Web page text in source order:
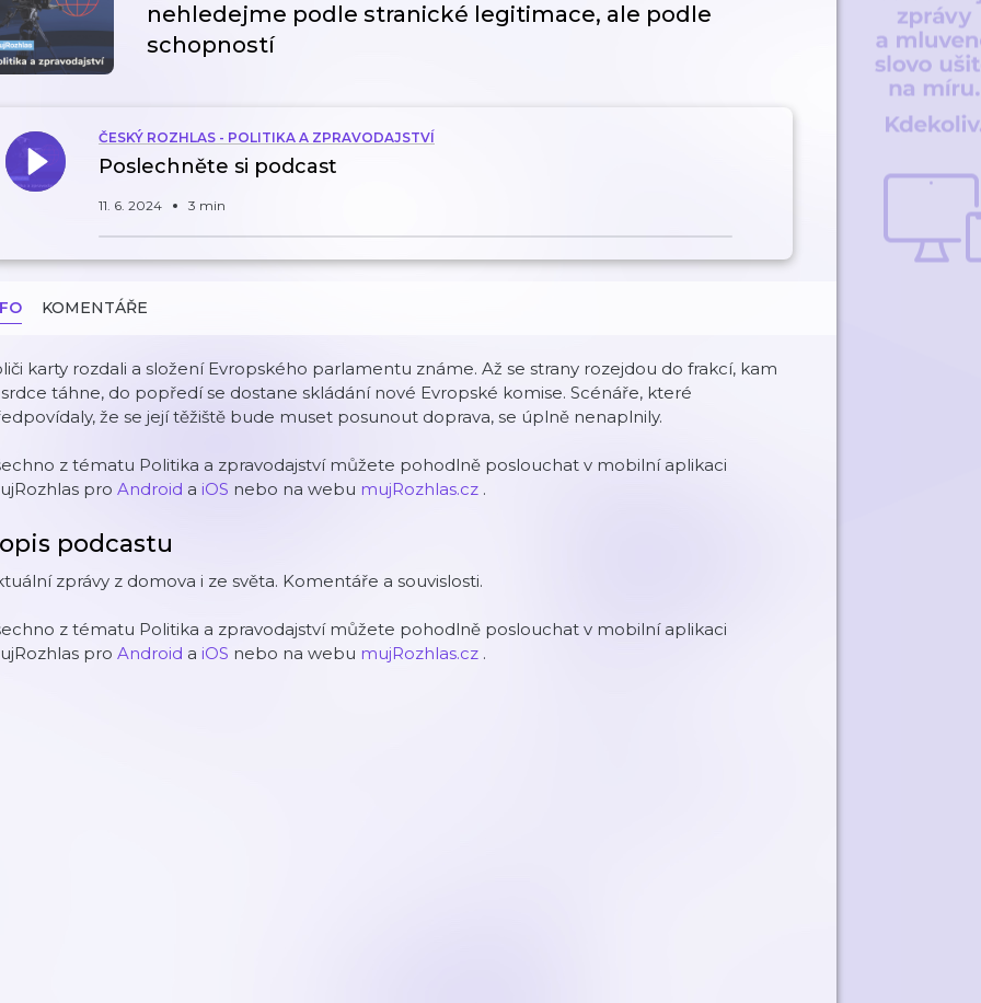
nehledejme podle stranické legitimace, ale podle
schopností
ČESKÝ ROZHLAS - POLITIKA A ZPRAVODAJSTVÍ
Poslechněte si podcast
11. 6. 2024 3 min
KOMENTÁŘE
karty rozdali a složení Evropského parlamentu známe. Až se strany rozejdou do frakcí, kam
táhne, do popředí se dostane skládání nové Evropské komise. Scénáře, které
že se její těžiště bude muset posunout doprava, se úplně nenaplnily.
z tématu Politika a zpravodajství můžete pohodlně poslouchat v mobilní aplikaci
pro Android a iOS nebo na webu mujRozhlas.cz .
podcastu
zprávy z domova i ze světa. Komentáře a souvislosti.
z tématu Politika a zpravodajství můžete pohodlně poslouchat v mobilní aplikaci
pro Android a iOS nebo na webu mujRozhlas.cz .